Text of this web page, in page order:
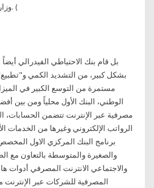
ﻭﺯﺍﺭﺓ ﺍﻟﺼﺤﺔ ﻋﻠﻰ ﺷﺒﻜﺔ ﺍﳌﻌﻠﻮﻣﺎﺕ. (
بل قام بنك الاحتياطي الفيدرالي أيضاً
بشكل كبير، من التشديد الكمي
مستمرة من التوسع الكبير في
مصرفية عبر الإنترنت تتضمن الحسابات،
الرواتب الإلكتروني وغيرها من الخدمات
برنامج البنك المركزي الاول
والصغيرة والمتوسطة بالتعاون مع
والاجتماعي الانترنت المصرفي أدوات
المصرفية للشركات عبر